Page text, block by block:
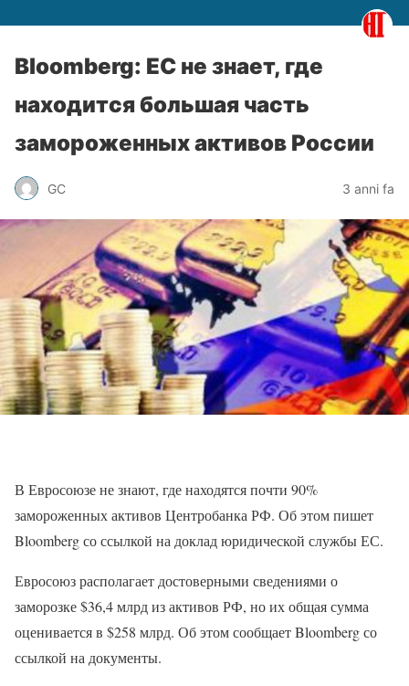
Bloomberg: ЕС не знает, где
находится большая часть
замороженных активов России
GC 3 anni fa
В Евросоюзе не знают, где находятся почти 90%
замороженных активов Центробанка РФ. Об этом пишет
Bloomberg со ссылкой на доклад юридической службы ЕС.
Евросоюз располагает достоверными сведениями о
заморозке $36,4 млрд из активов РФ, но их общая сумма
оценивается в $258 млрд. Об этом сообщает Bloomberg со
ссылкой на документы.